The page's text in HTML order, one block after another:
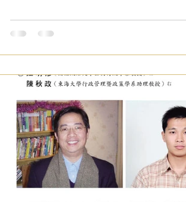
與臺灣為例 。 中國非營利評論 ， 7 （7
刊 ， 30 。 江明修、劉意詮（